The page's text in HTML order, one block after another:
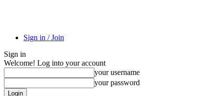
Sign in / Join
Sign in
Welcome! Log into your account
your username
your password